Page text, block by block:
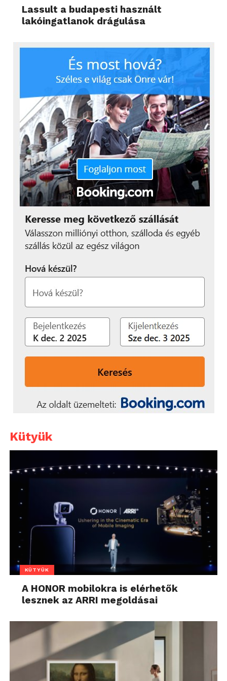
Lassult a budapesti használt
lakóingatlanok drágulása
Kütyük
KÜTYÜK
A HONOR mobilokra is elérhetők
lesznek az ARRI megoldásai